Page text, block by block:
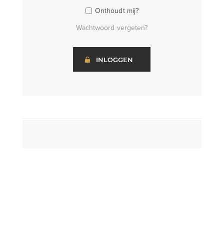
Onthoudt mij?
Wachtwoord vergeten?
INLOGGEN